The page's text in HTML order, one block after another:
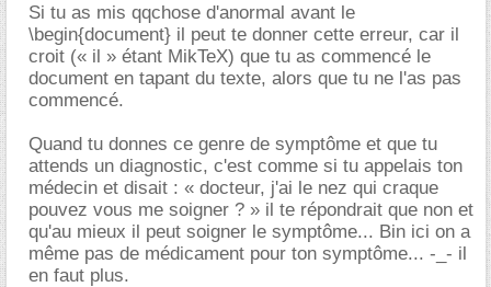
Si tu as mis qqchose d'anormal avant le
\begin{document} il peut te donner cette erreur, car il
croit (« il » étant MikTeX) que tu as commencé le
document en tapant du texte, alors que tu ne l'as pas
commencé.
Quand tu donnes ce genre de symptôme et que tu
attends un diagnostic, c'est comme si tu appelais ton
médecin et disait : « docteur, j'ai le nez qui craque
pouvez vous me soigner ? » il te répondrait que non et
qu'au mieux il peut soigner le symptôme... Bin ici on a
même pas de médicament pour ton symptôme... -_- il
en faut plus.